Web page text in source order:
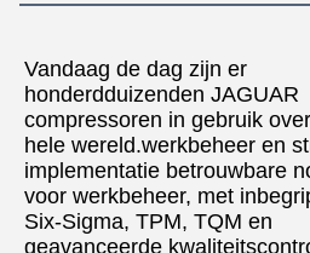
Vandaag de dag zijn er
honderdduizenden JAGUAR
compressoren in gebruik
hele wereld.werkbeheer en
implementatie betrouwbare
voor werkbeheer, met
Six-Sigma, TPM, TQM en
geavanceerde